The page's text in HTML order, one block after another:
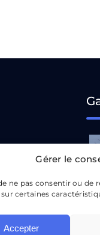
Gérer le
ne pas consentir ou
certaines
Accepter
: